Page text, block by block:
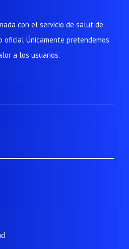
con el servicio de salut de
oficial Únicamente pretendemos
a los usuarios.